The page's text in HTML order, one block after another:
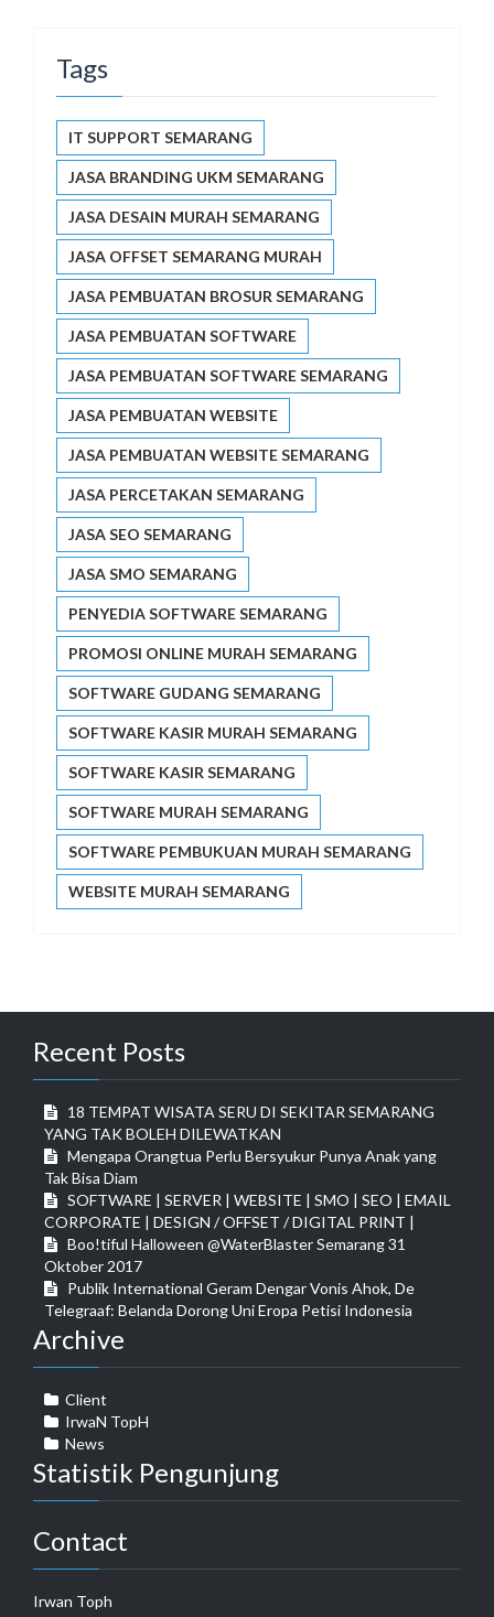
Tags
IT SUPPORT SEMARANG
JASA BRANDING UKM SEMARANG
JASA DESAIN MURAH SEMARANG
JASA OFFSET SEMARANG MURAH
JASA PEMBUATAN BROSUR SEMARANG
JASA PEMBUATAN SOFTWARE
JASA PEMBUATAN SOFTWARE SEMARANG
JASA PEMBUATAN WEBSITE
JASA PEMBUATAN WEBSITE SEMARANG
JASA PERCETAKAN SEMARANG
JASA SEO SEMARANG
JASA SMO SEMARANG
PENYEDIA SOFTWARE SEMARANG
PROMOSI ONLINE MURAH SEMARANG
SOFTWARE GUDANG SEMARANG
SOFTWARE KASIR MURAH SEMARANG
SOFTWARE KASIR SEMARANG
SOFTWARE MURAH SEMARANG
SOFTWARE PEMBUKUAN MURAH SEMARANG
WEBSITE MURAH SEMARANG
Recent Posts
18 TEMPAT WISATA SERU DI SEKITAR SEMARANG
YANG TAK BOLEH DILEWATKAN
Mengapa Orangtua Perlu Bersyukur Punya Anak yang
Tak Bisa Diam
SOFTWARE | SERVER | WEBSITE | SMO | SEO | EMAIL
CORPORATE | DESIGN / OFFSET / DIGITAL PRINT |
Boo!tiful Halloween @WaterBlaster Semarang 31
Oktober 2017
Publik International Geram Dengar Vonis Ahok, De
Telegraaf: Belanda Dorong Uni Eropa Petisi Indonesia
Archive
Client
IrwaN TopH
News
Statistik Pengunjung
Contact
Irwan Toph